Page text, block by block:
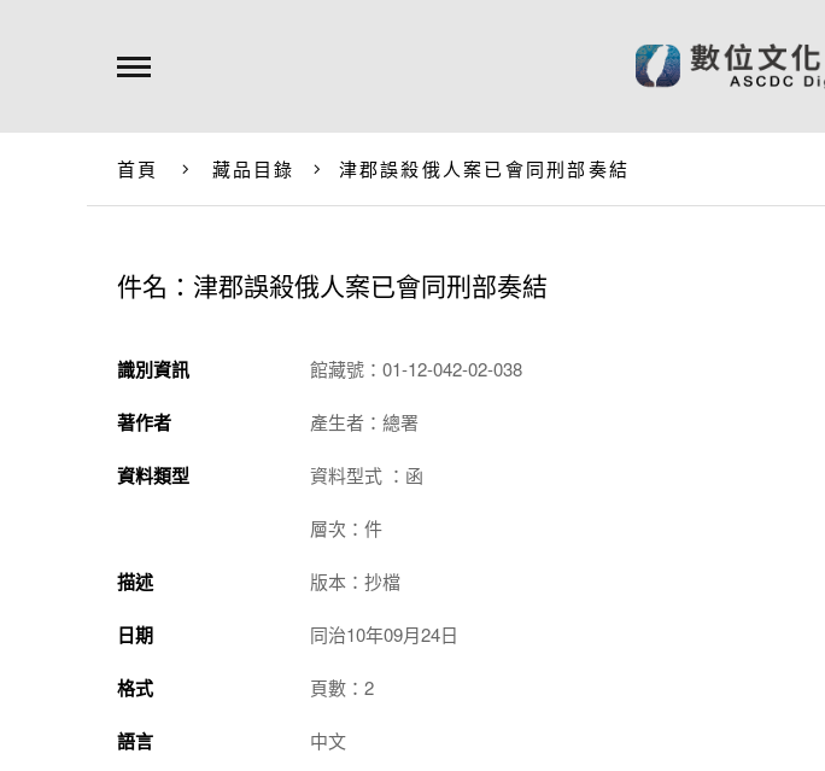
首頁 藏品目錄 津郡誤殺俄人案已會同刑部奏結
件名：津郡誤殺俄人案已會同刑部奏結
識別資訊 館藏號：01-12-042-02-038
著作者 產生者：總署
資料類型 資料型式 ：函
層次：件
描述 版本：抄檔
日期 同治10年09月24日
格式 頁數：2
語言 中文